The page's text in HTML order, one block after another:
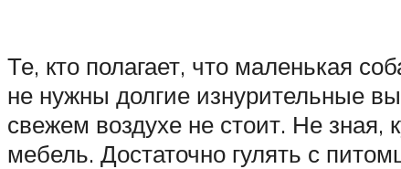
Те, кто полагает, что маленькая
не нужны долгие изнурительные
свежем воздухе не стоит. Не зная,
мебель. Достаточно гулять с